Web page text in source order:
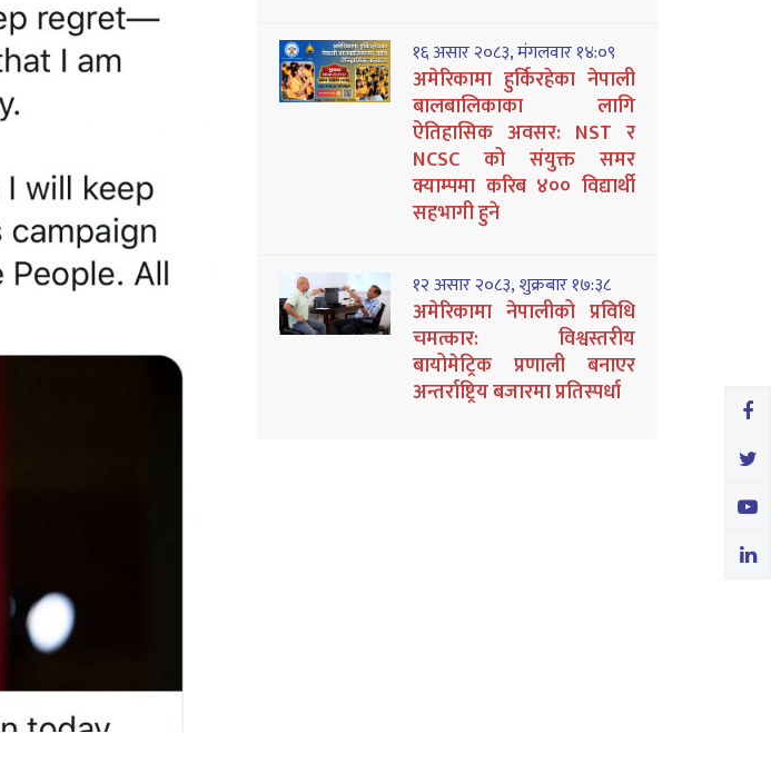
१६ असार २०८३, मंगलवार १४:०९
अमेरिकामा हुर्किरहेका नेपाली
बालबालिकाका लागि
ऐतिहासिक अवसर: NST र
NCSC को संयुक्त समर
क्याम्पमा करिब ४०० विद्यार्थी
सहभागी हुने
१२ असार २०८३, शुक्रबार १७:३८
अमेरिकामा नेपालीको प्रविधि
चमत्कार: विश्वस्तरीय
बायोमेट्रिक प्रणाली बनाएर
अन्तर्राष्ट्रिय बजारमा प्रतिस्पर्धा